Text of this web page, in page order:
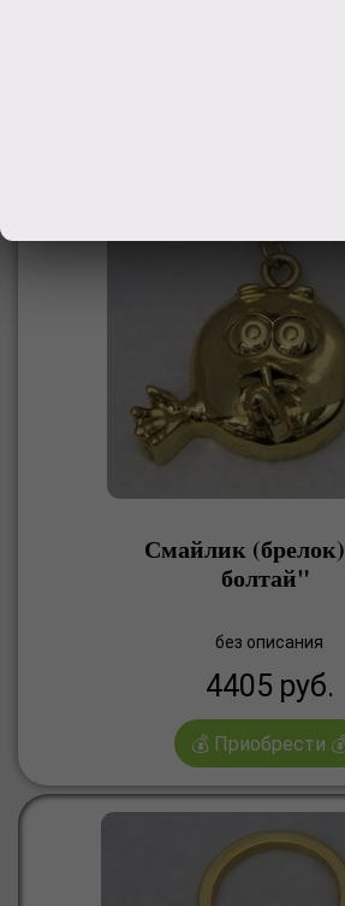
Смайлик
болтай"
без описания
4405 руб.
💰 Приобрести